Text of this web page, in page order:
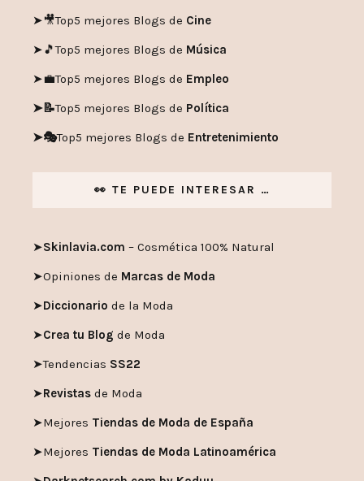
➤🎥Top5 mejores Blogs de Cine
➤🎵Top5 mejores Blogs de Música
➤💼Top5 mejores Blogs de Empleo
➤📝Top5 mejores Blogs de Política
➤🎭Top5 mejores Blogs de Entretenimiento
👀 TE PUEDE INTERESAR …
➤Skinlavia.com – Cosmética 100% Natural
➤Opiniones de Marcas de Moda
➤Diccionario de la Moda
➤Crea tu Blog de Moda
➤Tendencias SS22
➤Revistas de Moda
➤Mejores Tiendas de Moda de España
➤Mejores Tiendas de Moda Latinoamérica